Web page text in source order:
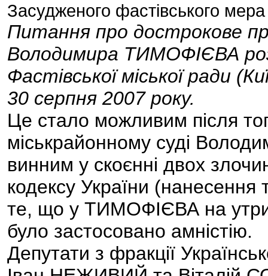
Засудженого фастівського мера
Питання про дострокове
Володимира ТИМОФІЄВА
Фастівської міської ради
30 серпня 2007 року.
Це стало можливим після
міськрайонному суді
винним у скоєнні двох
кодексу України
те, що у ТИМОФІЄВА на
було застосовано амністію.
Депутати з фракції